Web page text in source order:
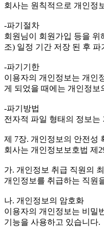
회사는 원칙적으로 개인정
-파기절차
회원님이 회원가입 등을
조) 일정 기간 저장 된 후
-파기기한
이용자의 개인정보는 개인
게 되었을 때에는 개인정보
-파기방법
전자적 파일 형태의 정보
제 7장. 개인정보의 안전성
회사는 개인정보보호법 제
가. 개인정보 취급 직원의
개인정보를 취급하는 직원
나. 개인정보의 암호화
이용자의 개인정보는 비밀
기능을 사용하고 있습니다.